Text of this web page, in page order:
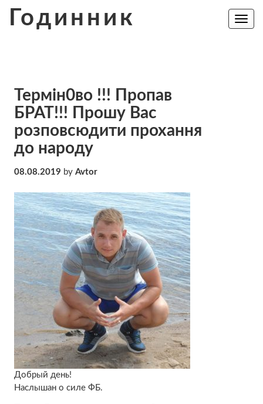
Годинник
Toggle
Термін0во !!! Пропав
БРАТ!!! Прошу Вас
розповсюдити прохання
до народу
08.08.2019 by Avtor
Добрый день!
Наслышан о силе ФБ.